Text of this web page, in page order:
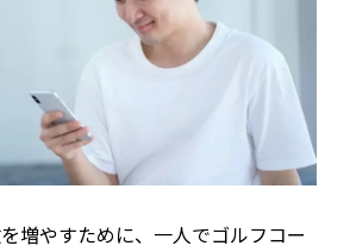
増やすために、一人でゴルフコー